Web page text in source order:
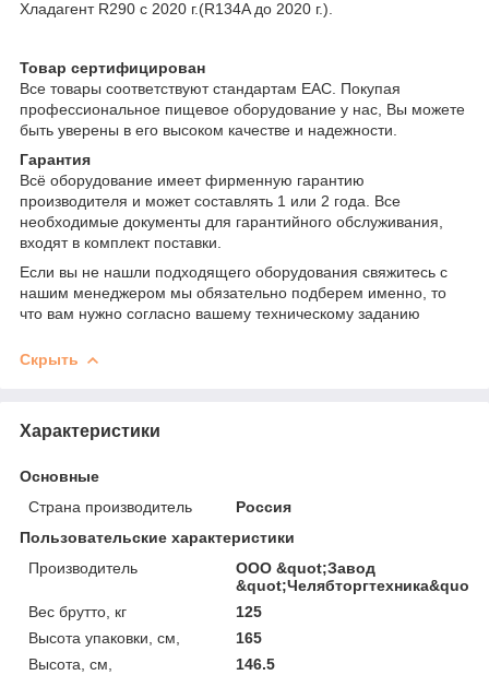
Хладагент R290 c 2020 г.(R134A до 2020 г.).
Товар сертифицирован
Все товары соответствуют стандартам EAC. Покупая
профессиональное пищевое оборудование у нас, Вы можете
быть уверены в его высоком качестве и надежности.
Гарантия
Всё оборудование имеет фирменную гарантию
производителя и может составлять 1 или 2 года. Все
необходимые документы для гарантийного обслуживания,
входят в комплект поставки.
Если вы не нашли подходящего оборудования свяжитесь с
нашим менеджером мы обязательно подберем именно, то
что вам нужно согласно вашему техническому заданию
Скрыть
Характеристики
Основные
Страна производитель
Россия
Пользовательские характеристики
Производитель
ООО &quot;Завод
&quot;Челябторгтехника&quot;
Вес брутто, кг
125
Высота упаковки, см,
165
Высота, см,
146.5